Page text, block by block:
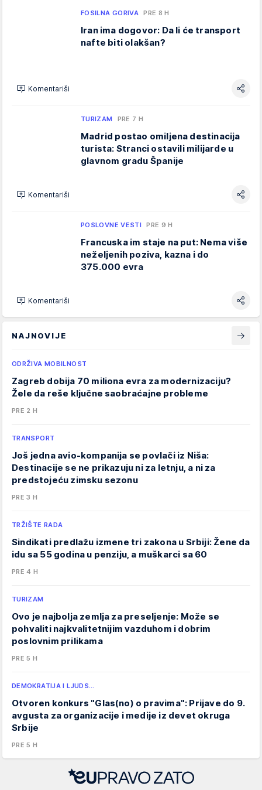
FOSILNA GORIVA PRE 8 H
Iran ima dogovor: Da li će transport
nafte biti olakšan?
Komentariši
TURIZAM PRE 7 H
Madrid postao omiljena destinacija
turista: Stranci ostavili milijarde u
glavnom gradu Španije
Komentariši
POSLOVNE VESTI PRE 9 H
Francuska im staje na put: Nema više
neželjenih poziva, kazna i do
375.000 evra
Komentariši
NAJNOVIJE
ODRŽIVA MOBILNOST
Zagreb dobija 70 miliona evra za modernizaciju?
Žele da reše ključne saobraćajne probleme
PRE 2 H
TRANSPORT
Još jedna avio-kompanija se povlači iz Niša:
Destinacije se ne prikazuju ni za letnju, a ni za
predstojeću zimsku sezonu
PRE 3 H
TRŽIŠTE RADA
Sindikati predlažu izmene tri zakona u Srbiji: Žene da
idu sa 55 godina u penziju, a muškarci sa 60
PRE 4 H
TURIZAM
Ovo je najbolja zemlja za preseljenje: Može se
pohvaliti najkvalitetnijim vazduhom i dobrim
poslovnim prilikama
PRE 5 H
DEMOKRATIJA I LJUDS…
Otvoren konkurs "Glas(no) o pravima": Prijave do 9.
avgusta za organizacije i medije iz devet okruga
Srbije
PRE 5 H